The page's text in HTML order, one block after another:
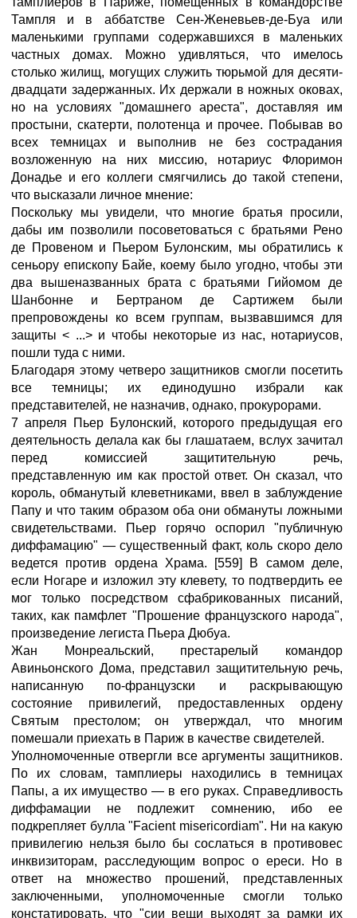
Тампля и в аббатстве Сен-Женевьев-де-Буа или
маленькими группами содержавшихся в маленьких
частных домах. Можно удивляться, что имелось
столько жилищ, могущих служить тюрьмой для десяти-
двадцати задержанных. Их держали в ножных оковах,
но на условиях "домашнего ареста", доставляя им
простыни, скатерти, полотенца и прочее. Побывав во
всех темницах и выполнив не без сострадания
возложенную на них миссию, нотариус Флоримон
Донадье и его коллеги смягчились до такой степени,
что высказали личное мнение:
Поскольку мы увидели, что многие братья просили,
дабы им позволили посоветоваться с братьями Рено
де Провеном и Пьером Булонским, мы обратились к
сеньору епископу Байе, коему было угодно, чтобы эти
два вышеназванных брата с братьями Гийомом де
Шанбонне и Бертраном де Сартижем были
препровождены ко всем группам, вызвавшимся для
защиты < ...> и чтобы некоторые из нас, нотариусов,
пошли туда с ними.
Благодаря этому четверо защитников смогли посетить
все темницы; их единодушно избрали как
представителей, не назначив, однако, прокурорами.
7 апреля Пьер Булонский, которого предыдущая его
деятельность делала как бы глашатаем, вслух зачитал
перед комиссией защитительную речь,
представленную им как простой ответ. Он сказал, что
король, обманутый клеветниками, ввел в заблуждение
Папу и что таким образом оба они обмануты ложными
свидетельствами. Пьер горячо оспорил "публичную
диффамацию" — существенный факт, коль скоро дело
ведется против ордена Храма. [559] В самом деле,
если Ногаре и изложил эту клевету, то подтвердить ее
мог только посредством сфабрикованных писаний,
таких, как памфлет "Прошение французского народа",
произведение легиста Пьера Дюбуа.
Жан Монреальский, престарелый командор
Авиньонского Дома, представил защитительную речь,
написанную по-французски и раскрывающую
состояние привилегий, предоставленных ордену
Святым престолом; он утверждал, что многим
помешали приехать в Париж в качестве свидетелей.
Уполномоченные отвергли все аргументы защитников.
По их словам, тамплиеры находились в темницах
Папы, а их имущество — в его руках. Справедливость
диффамации не подлежит сомнению, ибо ее
подкрепляет булла "Facient misericordiam". Ни на какую
привилегию нельзя было бы сослаться в противовес
инквизиторам, расследующим вопрос о ереси. Но в
ответ на множество прошений, представленных
заключенными, уполномоченные смогли только
констатировать, что "сии вещи выходят за рамки их